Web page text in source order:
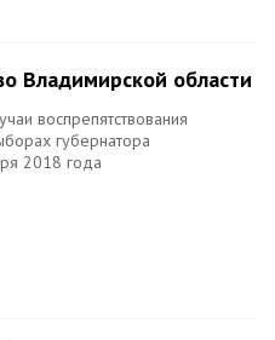
Владимирской области
воспрепятствования
губернатора
2018 года